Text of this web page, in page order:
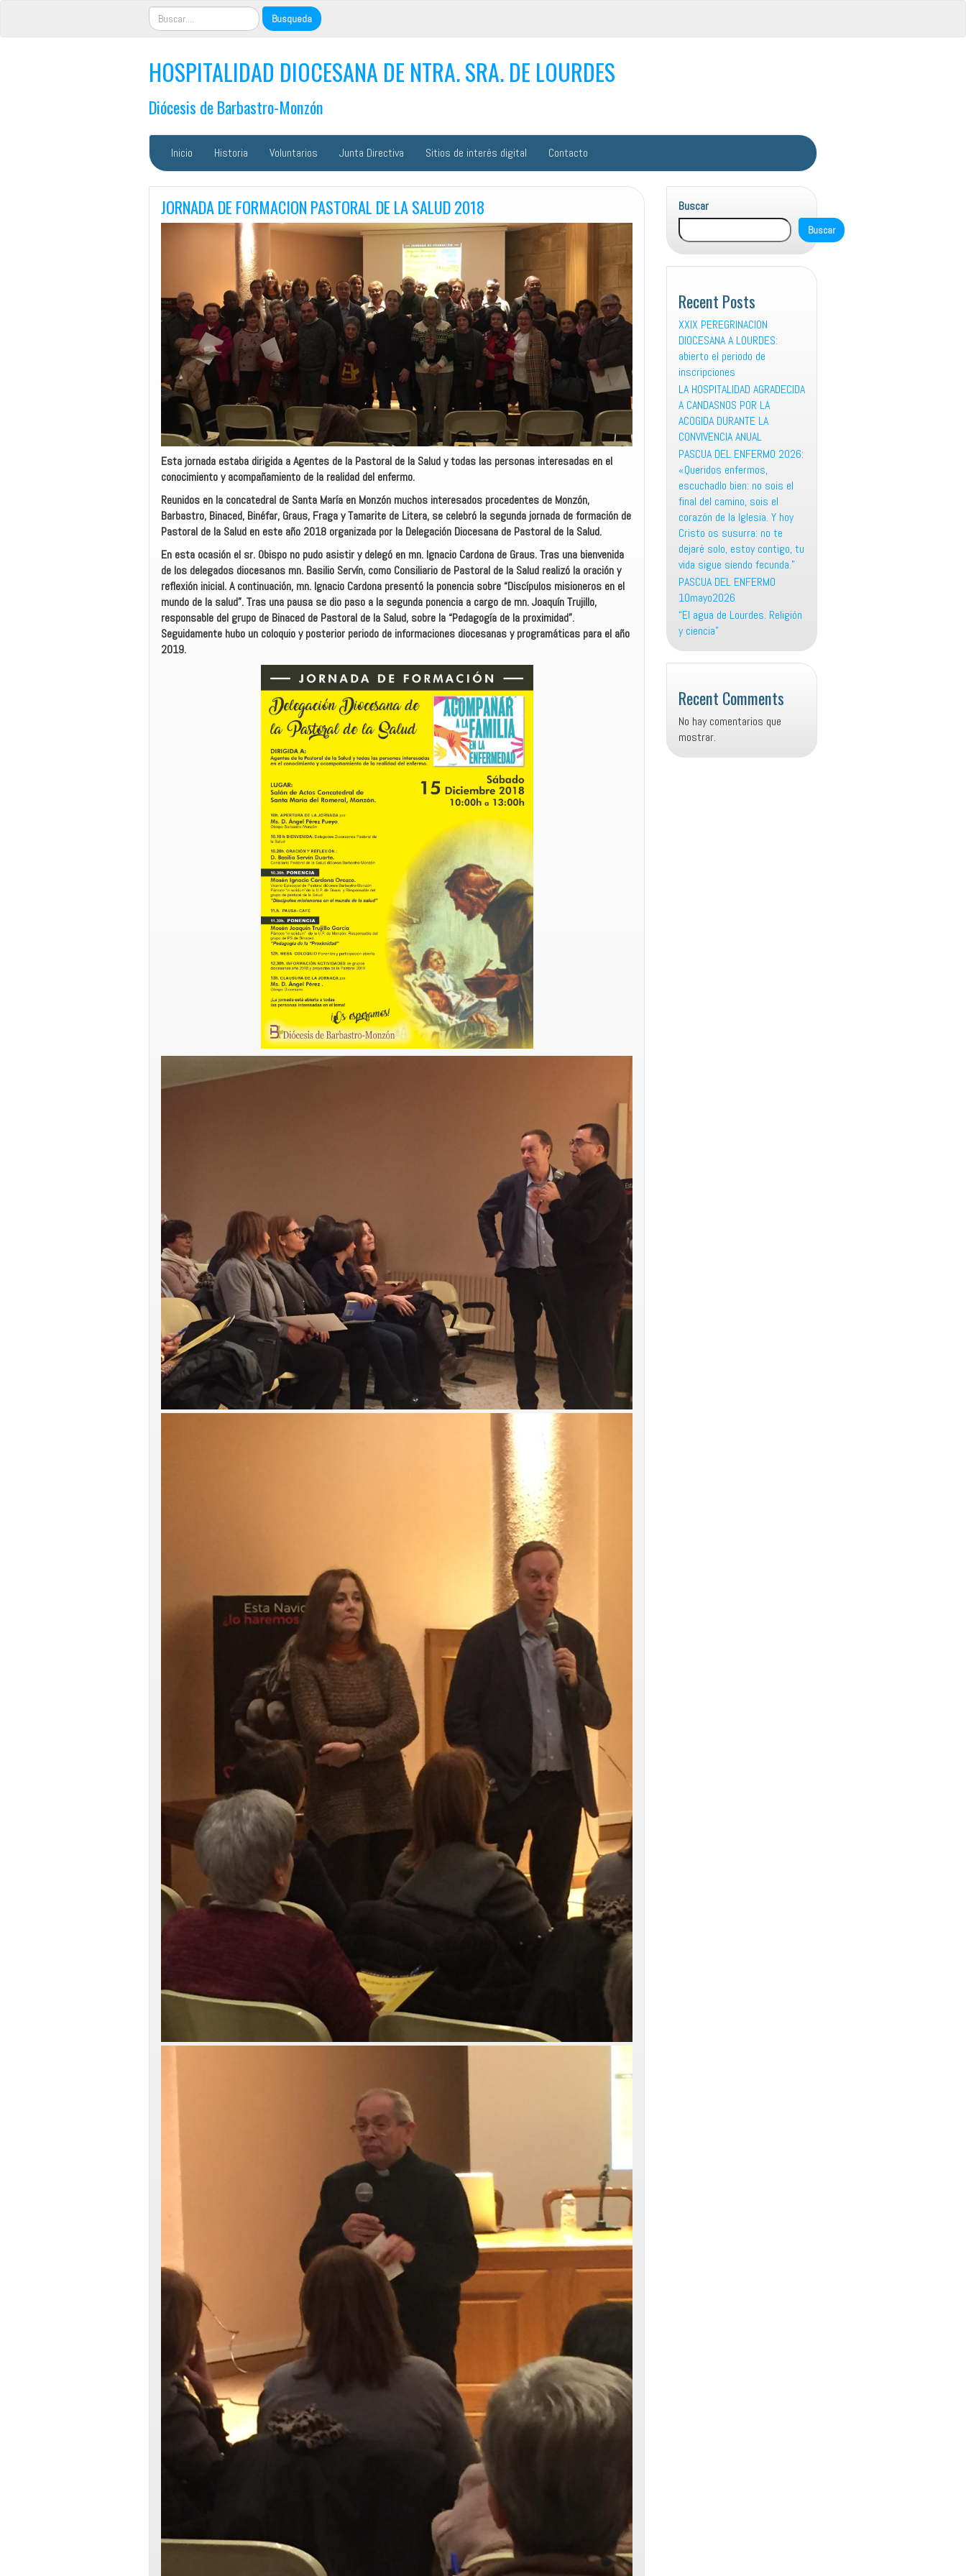
HOSPITALIDAD DIOCESANA DE NTRA. SRA. DE LOURDES
Diócesis de Barbastro-Monzón
Inicio Historia Voluntarios Junta Directiva Sitios de interés digital Contacto
JORNADA DE FORMACION PASTORAL DE LA SALUD 2018
Esta jornada estaba dirigida a Agentes de la Pastoral de la Salud y todas las personas interesadas en el
conocimiento y acompañamiento de la realidad del enfermo.
Reunidos en la concatedral de Santa María en Monzón muchos interesados procedentes de Monzón,
Barbastro, Binaced, Binéfar, Graus, Fraga y Tamarite de Litera, se celebró la segunda jornada de formación de
Pastoral de la Salud en este año 2018 organizada por la Delegación Diocesana de Pastoral de la Salud.
En esta ocasión el sr. Obispo no pudo asistir y delegó en mn. Ignacio Cardona de Graus. Tras una bienvenida
de los delegados diocesanos mn. Basilio Servín, como Consiliario de Pastoral de la Salud realizó la oración y
reflexión inicial. A continuación, mn. Ignacio Cardona presentó la ponencia sobre “Discípulos misioneros en el
mundo de la salud”. Tras una pausa se dio paso a la segunda ponencia a cargo de mn. Joaquín Trujillo,
responsable del grupo de Binaced de Pastoral de la Salud, sobre la “Pedagogía de la proximidad”.
Seguidamente hubo un coloquio y posterior periodo de informaciones diocesanas y programáticas para el año
2019.
Buscar
Buscar
Recent Posts
XXIX PEREGRINACION
DIOCESANA A LOURDES:
abierto el periodo de
inscripciones
LA HOSPITALIDAD AGRADECIDA
A CANDASNOS POR LA
ACOGIDA DURANTE LA
CONVIVENCIA ANUAL
PASCUA DEL ENFERMO 2026:
«Queridos enfermos,
escuchadlo bien: no sois el
final del camino, sois el
corazón de la Iglesia. Y hoy
Cristo os susurra: no te
dejaré solo, estoy contigo, tu
vida sigue siendo fecunda.”
PASCUA DEL ENFERMO
10mayo2026
“El agua de Lourdes. Religión
y ciencia”
Recent Comments
No hay comentarios que
mostrar.